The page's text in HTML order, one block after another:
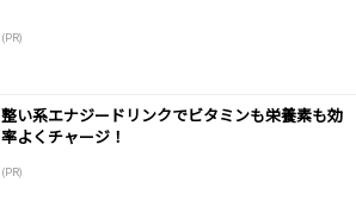
(PR)
整い系エナジードリンクでビタミンも栄養素も効
率よくチャージ！
(PR)